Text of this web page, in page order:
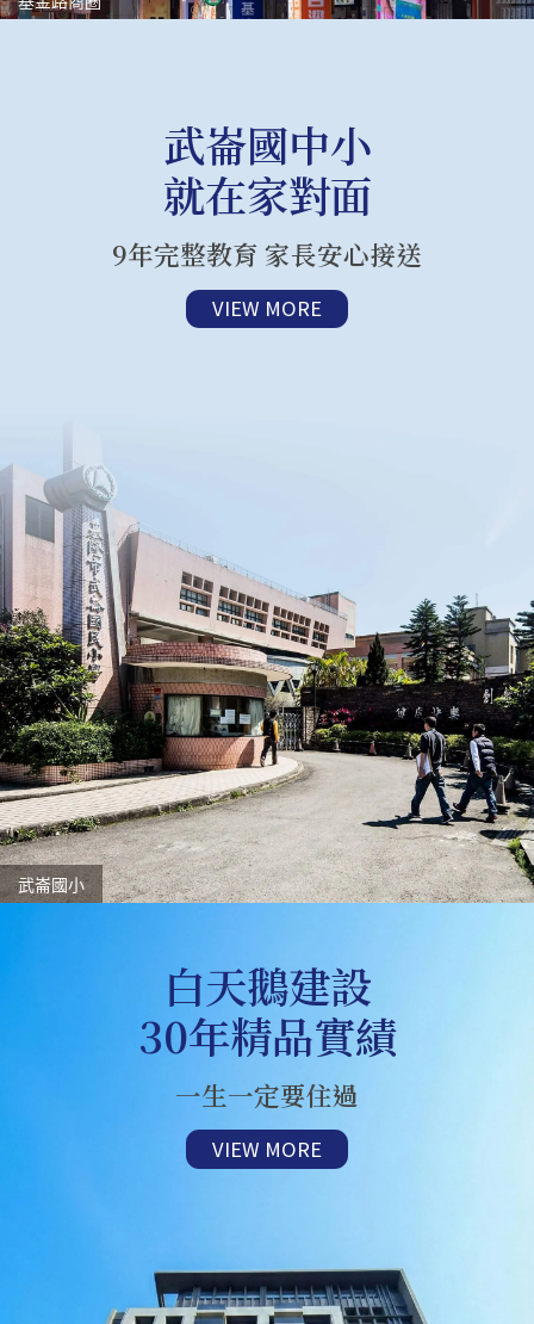
武崙國中小
就在家對面
9年完整教育 家長安心接送
VIEW MORE
武崙國小
白天鵝建設
30年精品實績
一生一定要住過
VIEW MORE